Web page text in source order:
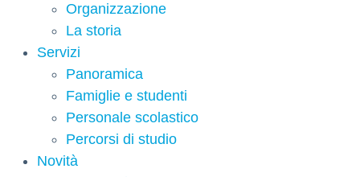
Organizzazione
La storia
Servizi
Panoramica
Famiglie e studenti
Personale scolastico
Percorsi di studio
Novità